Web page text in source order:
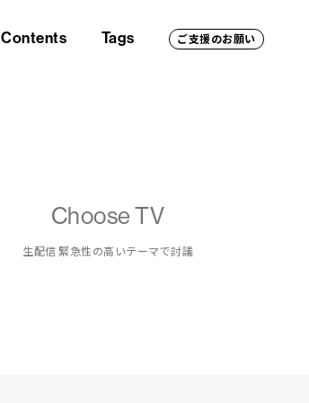
Contents Tags ご支援のお願い
Choose TV
生配信 緊急性の高いテーマで討議